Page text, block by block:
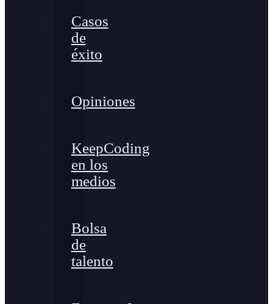
Casos
de
éxito
Opiniones
KeepCoding
en los
medios
Bolsa
de
talento